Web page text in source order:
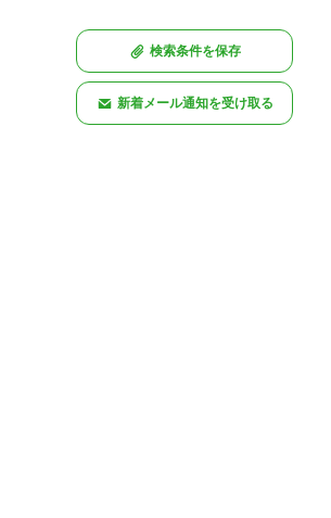
検索条件を保存
新着メール通知を受け取る